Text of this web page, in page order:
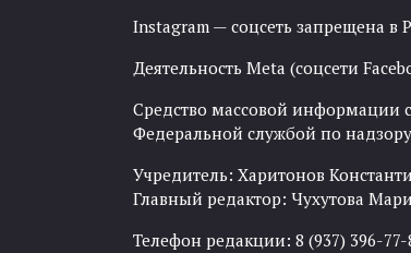
Instagram — соцсеть запрещена в
Деятельность Meta (соцсети
Средство массовой информации
Федеральной службой по
Учредитель: Харитонов
Главный редактор: Чухутова
Телефон редакции: 8 (937) 396-77-